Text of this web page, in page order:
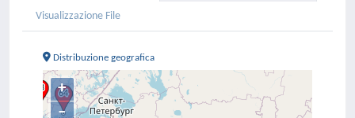
Visualizzazione File
Distribuzione geografica
+
–